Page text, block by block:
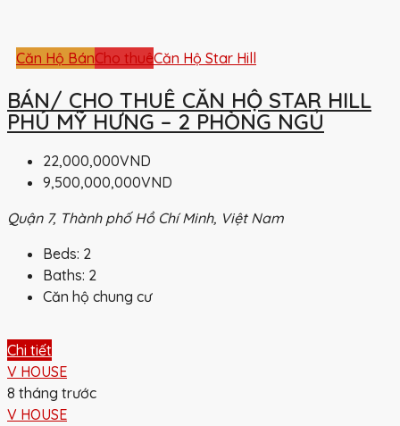
Căn Hộ BánCho thuêCăn Hộ Star Hill
BÁN/ CHO THUÊ CĂN HỘ STAR HILL
PHÚ MỸ HƯNG – 2 PHÒNG NGỦ
22,000,000VND
9,500,000,000VND
Quận 7, Thành phố Hồ Chí Minh, Việt Nam
Beds: 2
Baths: 2
Căn hộ chung cư
Chi tiết
V HOUSE
8 tháng trước
V HOUSE